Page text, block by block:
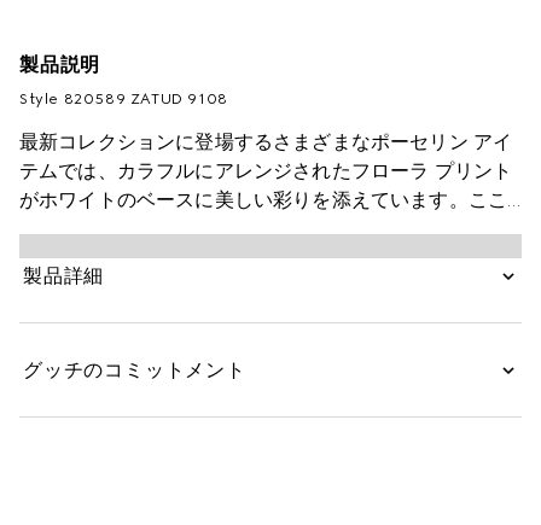
製品説明
Style ‎820589 ZATUD 9108
最新コレクションに登場するさまざまなポーセリン アイ
テムでは、カラフルにアレンジされたフローラ プリント
がホワイトのベースに美しい彩りを添えています。ここ
では、そのフローラ プリントを、ブラック トリムでコン
トラストを効かせたスモール アクセサリートレイにあし
らいました。
製品詳細
グッチのコミットメント